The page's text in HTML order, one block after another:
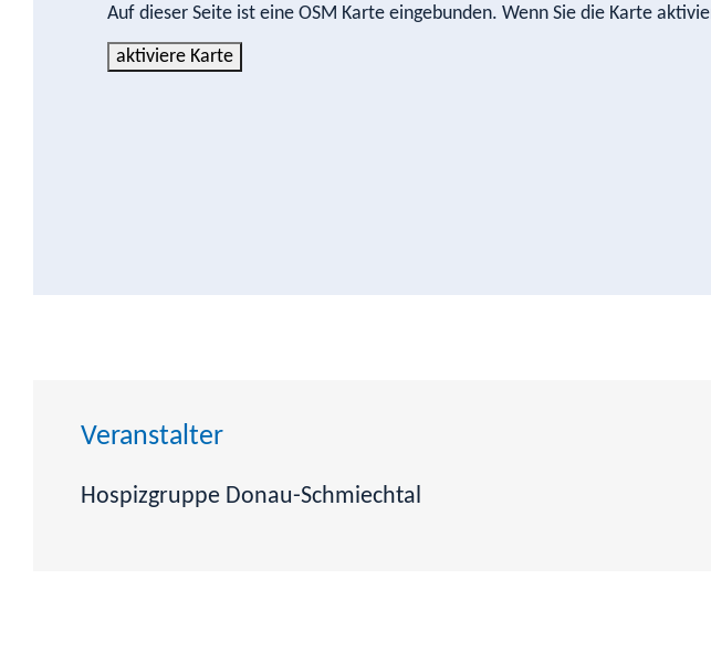
Auf dieser Seite ist eine OSM Karte eingebunden. Wenn Sie die Karte
aktiviere Karte
Veranstalter
Hospizgruppe Donau-Schmiechtal